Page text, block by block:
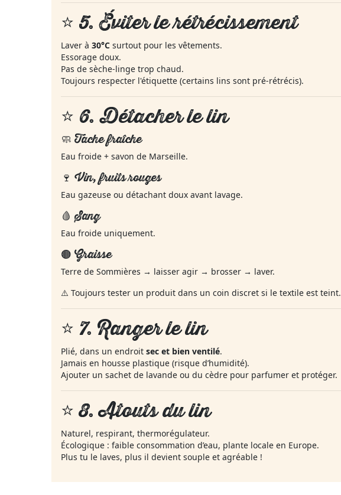
⭐ 5.Éviter le rétrécissement
Laver à 30°C surtout pour les vêtements.
Essorage doux.
Pas de sèche-linge trop chaud.
Toujours respecter l'étiquette (certains lins sont pré-rétrécis).
⭐ 6.Détacher le lin
🧼 Tache fraîche
Eau froide + savon de Marseille.
🍷 Vin, fruits rouges
Eau gazeuse ou détachant doux avant lavage.
🩸 Sang
Eau froide uniquement.
🟤 Graisse
Terre de Sommières → laisser agir → brosser → laver.
⚠️ Toujours tester un produit dans un coin discret si le textile est teint.
⭐ 7. Ranger le lin
Plié, dans un endroit sec et bien ventilé.
Jamais en housse plastique (risque d’humidité).
Ajouter un sachet de lavande ou du cèdre pour parfumer et protéger.
⭐ 8.Atouts du lin
Naturel, respirant, thermorégulateur.
Écologique : faible consommation d’eau, plante locale en Europe.
Plus tu le laves, plus il devient souple et agréable !